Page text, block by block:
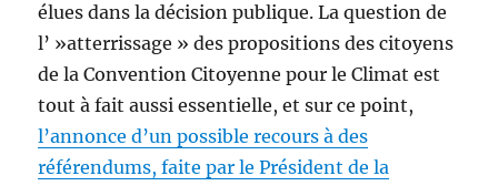
élues dans la décision publique. La question de
l’ »atterrissage » des propositions des citoyens
de la Convention Citoyenne pour le Climat est
tout à fait aussi essentielle, et sur ce point,
l’annonce d’un possible recours à des
référendums, faite par le Président de la